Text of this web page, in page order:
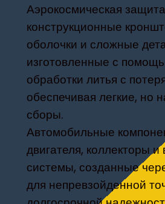
Аэрокосмическая
конструкционные
оболочки и сложные
изготовленные с
обработки литья с
обеспечивая легкие, но
сборы.
Автомобильные
двигателя, коллекторы
системы, созданные
для непревзойденной